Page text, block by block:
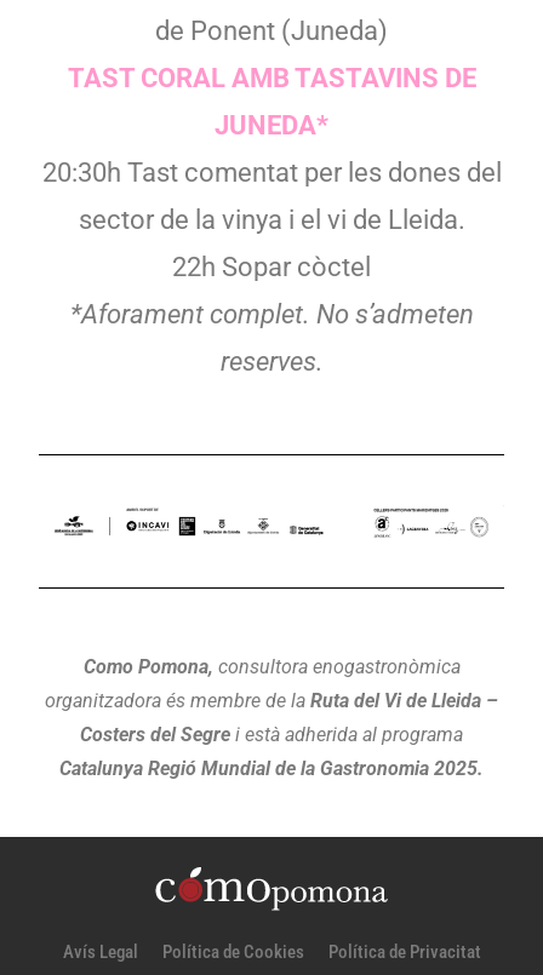
de Ponent (Juneda)
TAST CORAL AMB TASTAVINS DE
JUNEDA*
20:30h Tast comentat per les dones del
sector de la vinya i el vi de Lleida.
22h Sopar còctel
*Aforament complet. No s’admeten
reserves.
Como Pomona, consultora enogastronòmica
organitzadora és membre de la Ruta del Vi de Lleida –
Costers del Segre i està adherida al programa
Catalunya Regió Mundial de la Gastronomia 2025.
Avís Legal Política de Cookies Política de Privacitat